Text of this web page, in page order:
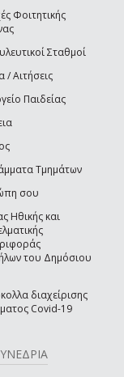
Φοιτητικής
Σταθμοί
/ Αιτήσεις
Παιδείας
Τμημάτων
σου
Ηθικής και
του Δημόσιου
διαχείρισης
Covid-19